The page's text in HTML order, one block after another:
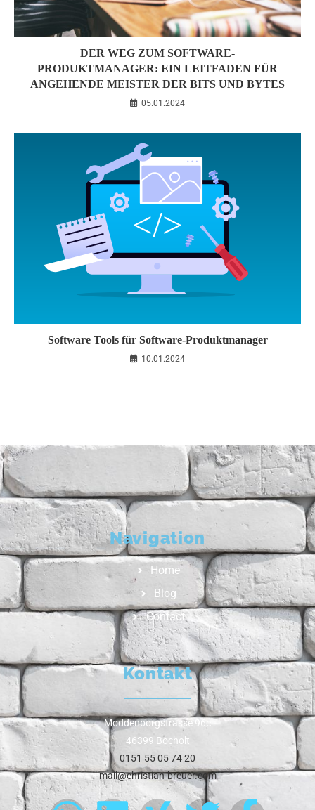
DER WEG ZUM SOFTWARE-
PRODUKTMANAGER: EIN LEITFADEN FÜR
ANGEHENDE MEISTER DER BITS UND BYTES
05.01.2024
Software Tools für Software-Produktmanager
10.01.2024
Navigation
Home
Blog
Contact
Kontakt
Moddenborgstrasse 96c
46399 Bocholt
0151 55 05 74 20
mail@christian-breuer.com